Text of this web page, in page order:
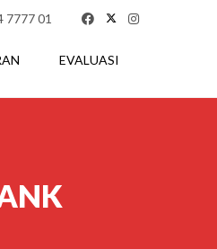
7777 01
EVALUASI